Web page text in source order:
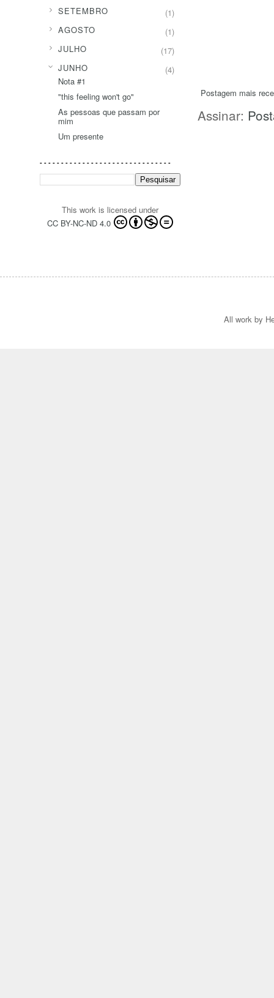
Postagem mais
Assinar:
► SETEMBRO (1)
► AGOSTO (1)
► JULHO (17)
JUNHO
(4)
Nota #1
"this feeling won't go"
As pessoas que passam por
mim
Um presente
- - - - - - - - - - - - - - - - - - - - - - - - - - - - - - -
This work is licensed under
CC BY-NC-ND 4.0
All work by